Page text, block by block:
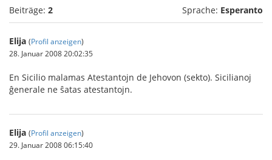
Beiträge: 2 Sprache: Esperanto
Elija (Profil anzeigen)
28. Januar 2008 20:02:35
En Sicilio malamas Atestantojn de Jehovon (sekto). Sicilianoj
ĝenerale ne ŝatas atestantojn.
Elija (Profil anzeigen)
29. Januar 2008 06:15:40